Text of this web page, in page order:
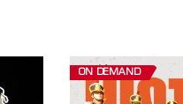
ON DEMAND